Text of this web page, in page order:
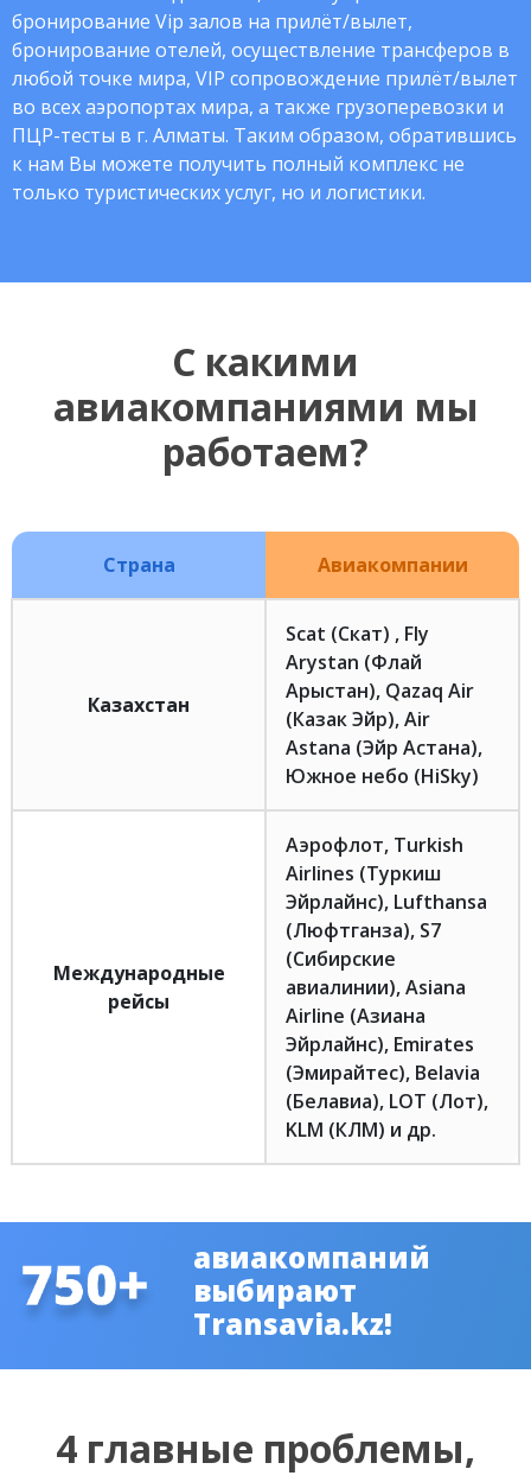
бронирование Vip залов на прилёт/вылет,
бронирование отелей, осуществление трансферов в
любой точке мира, VIP сопровождение прилёт/вылет
во всех аэропортах мира, а также грузоперевозки и
ПЦР-тесты в г. Алматы. Таким образом, обратившись
к нам Вы можете получить полный комплекс не
только туристических услуг, но и логистики.
С какими
авиакомпаниями мы
работаем?
Страна Авиакомпании
Казахстан
Scat (Скат) , Fly
Arystan (Флай
Арыстан), Qazaq Air
(Казак Эйр), Air
Astana (Эйр Астана),
Южное небо (HiSky)
Международные
рейсы
Аэрофлот, Turkish
Airlines (Туркиш
Эйрлайнс), Lufthansa
(Люфтганза), S7
(Сибирские
авиалинии), Asiana
Airline (Азиана
Эйрлайнс), Emirates
(Эмирайтес), Belavia
(Белавиа), LOT (Лот),
KLM (КЛМ) и др.
авиакомпаний
выбирают
Transavia.kz!
4 главные проблемы,